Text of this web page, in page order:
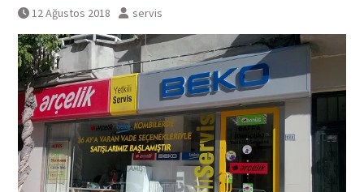
12 Ağustos 2018 servis